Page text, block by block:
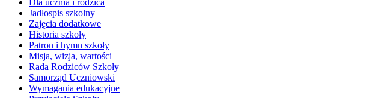
Jadłospis szkolny
Zajęcia dodatkowe
Historia szkoły
Patron i hymn szkoły
Misja, wizja, wartości
Rada Rodziców Szkoły
Samorząd Uczniowski
Wymagania edukacyjne